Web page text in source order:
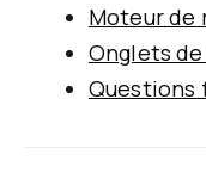
Moteur de
Onglets
Questions